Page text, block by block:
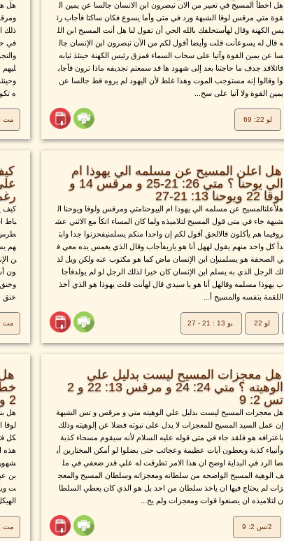
هل اخطأ المسيح في تعبير من الان تبصرون ابن الانسان جالسا عن يمين ال
قوة متي مرقس لوقا الشبهة ورد في متى وأما يسوع فكان ساكتا فأجاب رئ
يس الكهنة وقال لهأستحلفك بالله الحي أن تقول لنا هل أنت المسيح ابن الل
ه قال له يسوعأنت قلت وأيضا أقول لكم من الآن تبصرون ابن الإنسان جال
سا عن يمين القوة وآتيا على سحاب السماء فمزق رئيس الكهنة حينئذ ثيابه
قائلاقد جدف ما حاجتنا بعد إلى شهود ها قد سمعتم تجديفه ماذا ترون فأجاب
وا وقالوا إنه مستوجب الموت وهذا غلط لأن اليهود لم يروه قط جالسا عن
يمين القوة ولا آتيا على سح...
لو 22: 69
هل
ذلك
في
ه
مت 24
هل اعلن المسيح عن مسلمه الي يهوذا ام
الي يوحنا ؟ متي 26: 21-25 و مرقس 14 و
لوقا 22 ويوحنا 13: 21-27
هلأعلنالمسيح عن مسلمه الي يهوذا ام الييوحنامتي ومرقس ولوقا ويوحنا ال
شبهة جاء في متى قول المسيح لتلاميذه ولما كان المساء اتكأ مع الاثني عش
روفيما هم يأكلون قالالحق أقول لكم إن واحدا منكم يسلمنيفحزنوا جدا وابت
دأ كل واحد منهم يقول لههل أنا هو ياربفأجاب وقال الذي يغمس يده معي ف
ي الصحفة هو يسلمنيإن ابن الإنسان ماض كما هو مكتوب عنه ولكن ويل لذ
لك الرجل الذي به يسلم ابن الإنسان كان خيرا لذلك الرجل لو لم يولدفأجا
ب يهوذا مسلمه وقالهل أنا هو يا سيدي قال لهأنت قلت يهوذا هو الذي أخذ
اللقمة بنفسه والمسيح أ...
لو 22 يو 13 : 21 - 27
كيف
باط
طرس
هم
ن
ون
خنق
مت 19: 28
هل معجزات المسيح ليست بدليل علي
الوهيته ؟ متي 24: 24 و مرقس 13: 22 و 2
تس 2: 9
هل معجزات المسيح ليست بدليل علي الوهيته متي و مرقس و تس الشبهة
إن عمل السيد المسيح للمعجزات لا يدل على نبوته فضلا عن إلوهيته وذلك
باعترافه هو فلقد جاء في متى قوله عليه السلام لأنه سيقوم مسحاء كذبة
وأنبياء كذبة ويعطون آيات عظيمة وعجائب حتى يضلوا لو أمكن المختارين أي
ضا الرد في البداية اوضح ان هذا الامر تطرقت له علي قدر ضعفي في مل
ف الوهية المسيح الواضحه من سلطانه ومعجزاته وسلطان المسيح والمعج
زات لم يحتاج فيها ان ياخذ سلطان من احد بل هو الذي كان يعطي السلطا
ن لتلاميذه ان يصنعوا قوات ومعجزات ولم يح...
2 ولوقا 21: 6
هل
كل
هذه
بن
ت
مت 24: 2